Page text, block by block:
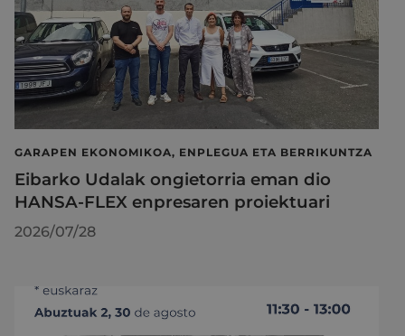
GARAPEN EKONOMIKOA, ENPLEGUA ETA BERRIKUNTZA
Eibarko Udalak ongietorria eman dio
HANSA-FLEX enpresaren proiektuari
2026/07/28